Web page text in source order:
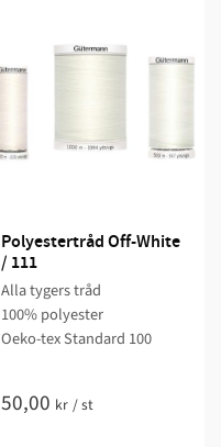
Polyestertråd Off-White
/ 111
Alla tygers tråd
100% polyester
Oeko-tex Standard 100
50,00 kr /st